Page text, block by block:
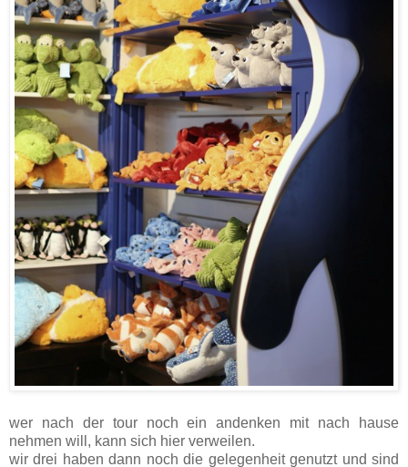
wer nach der tour noch ein andenken mit nach hause
nehmen will, kann sich hier verweilen.
wir drei haben dann noch die gelegenheit genutzt und sind